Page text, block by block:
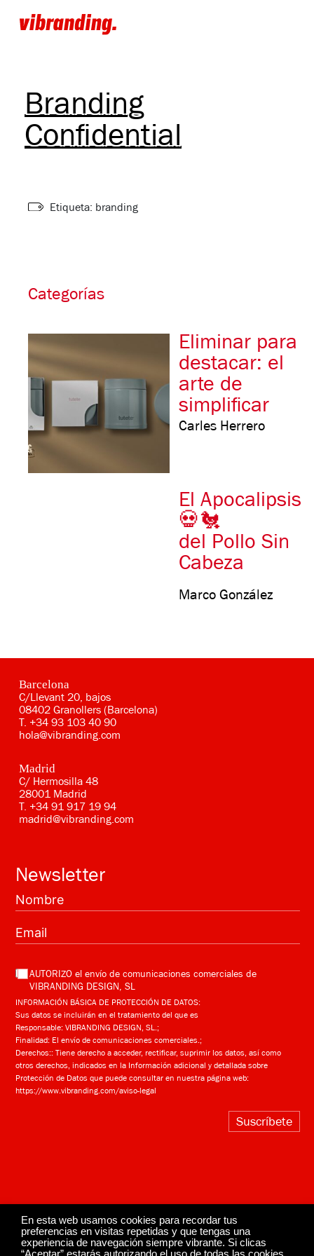
Branding
Confidential
Etiqueta: branding
Categorías
Eliminar para
destacar: el
arte de
simplificar
Carles Herrero
El Apocalipsis
💀🐔
del Pollo Sin
Cabeza
Marco González
Barcelona
C/Llevant 20, bajos
08402 Granollers (Barcelona)
T. +34 93 103 40 90
hola@vibranding.com
Madrid
C/ Hermosilla 48
28001 Madrid
T. +34 91 917 19 94
madrid@vibranding.com
Newsletter
AUTORIZO el envío de comunicaciones comerciales de
VIBRANDING DESIGN, SL
INFORMACIÓN BÁSICA DE PROTECCIÓN DE DATOS:
Sus datos se incluirán en el tratamiento del que es
Responsable: VIBRANDING DESIGN, SL.;
Finalidad: El envío de comunicaciones comerciales.;
Derechos:: Tiene derecho a acceder, rectificar, suprimir los datos, así como
otros derechos, indicados en la Información adicional y detallada sobre
Protección de Datos que puede consultar en nuestra página web:
https://www.vibranding.com/aviso-legal
Suscríbete
En esta web usamos cookies para recordar tus
preferencias en visitas repetidas y que tengas una
experiencia de navegación siempre vibrante. Si clicas